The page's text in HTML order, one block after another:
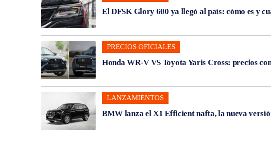
El DFSK Glory 600 ya llegó al país: cómo es y
PRECIOS OFICIALES
Honda WR-V VS Toyota Yaris Cross: precios
LANZAMIENTOS
BMW lanza el X1 Efficient nafta, la nueva